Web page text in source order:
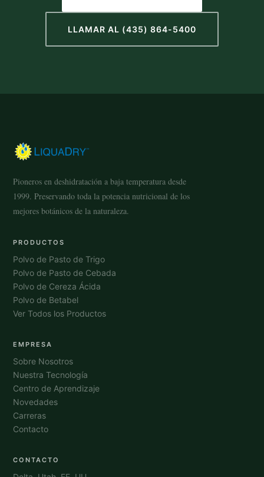
LLAMAR AL (435) 864-5400
Pioneros en deshidratación a baja temperatura desde
1999. Preservando toda la potencia nutricional de los
mejores botánicos de la naturaleza.
PRODUCTOS
Polvo de Pasto de Trigo
Polvo de Pasto de Cebada
Polvo de Cereza Ácida
Polvo de Betabel
Ver Todos los Productos
EMPRESA
Sobre Nosotros
Nuestra Tecnología
Centro de Aprendizaje
Novedades
Carreras
Contacto
CONTACTO